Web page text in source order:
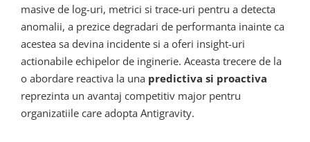
masive de log-uri, metrici si trace-uri pentru a detecta
anomalii, a prezice degradari de performanta inainte ca
acestea sa devina incidente si a oferi insight-uri
actionabile echipelor de inginerie. Aceasta trecere de la
o abordare reactiva la una predictiva si proactiva
reprezinta un avantaj competitiv major pentru
organizatiile care adopta Antigravity.